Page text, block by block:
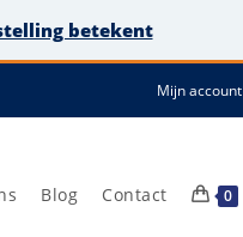
betekent
Mijn account
Blog Contact 0